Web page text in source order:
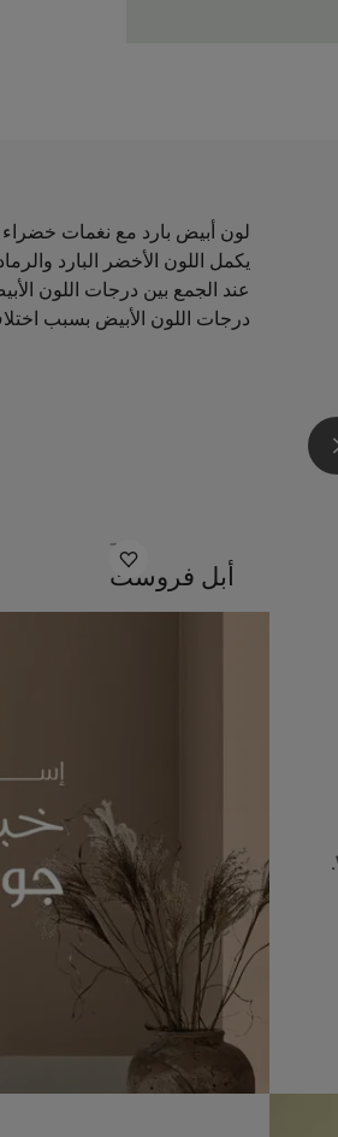
لون أبيض بارد مع نغمات
يكمل اللون الأخضر البارد
عند الجمع بين درجات اللون
درجات اللون الأبيض بسبب
7270
أبل فروست
الآن التحدث إلى خبراء الألوان في جوتن عبر WhatsApp.